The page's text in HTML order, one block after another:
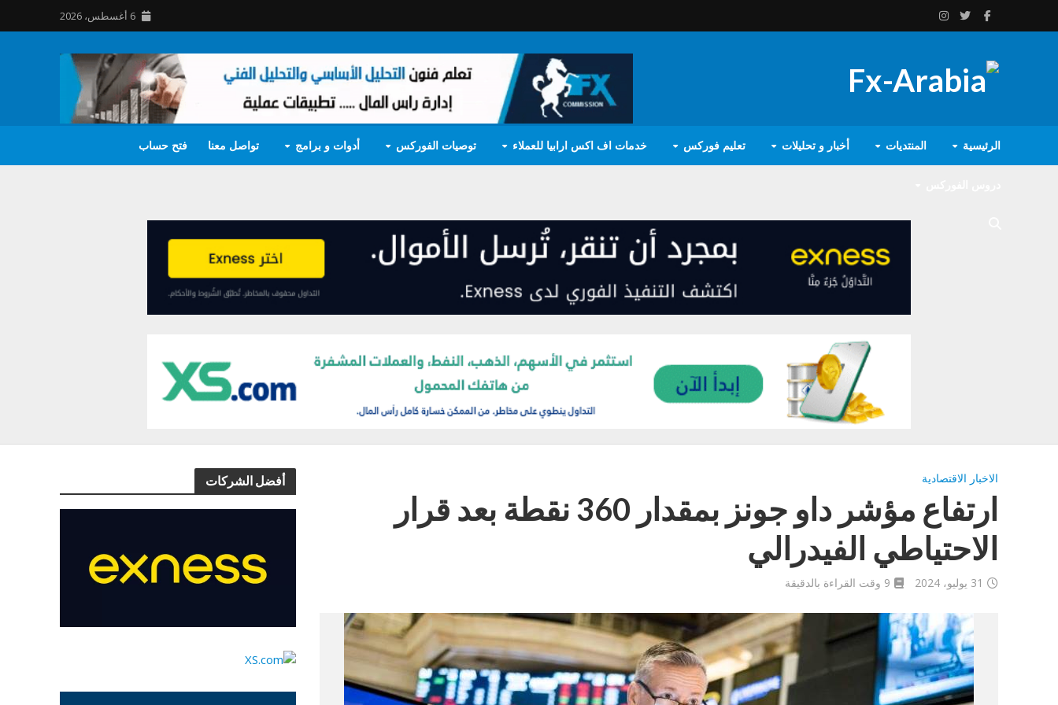
6 أغسطس، 2026
الرئيسية المنتديات أخبار و تحليلات تعليم فوركس خدمات اف اكس ارابيا للعملاء توصيات الفوركس أدوات و برامج تواصل معنا فتح حساب
أفضل الشركات الاخبار الاقتصادية
ارتفاع مؤشر داو جونز بمقدار 360 نقطة بعد قرار
الاحتياطي الفيدرالي
31 يوليو، 2024 9 وقت القراءة بالدقيقة